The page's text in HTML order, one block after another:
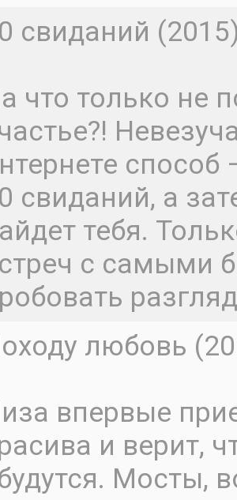
свиданий
что только не
способ
свиданий, а
тебя.
с самыми
любовь
впервые
и верит,
Мосты,